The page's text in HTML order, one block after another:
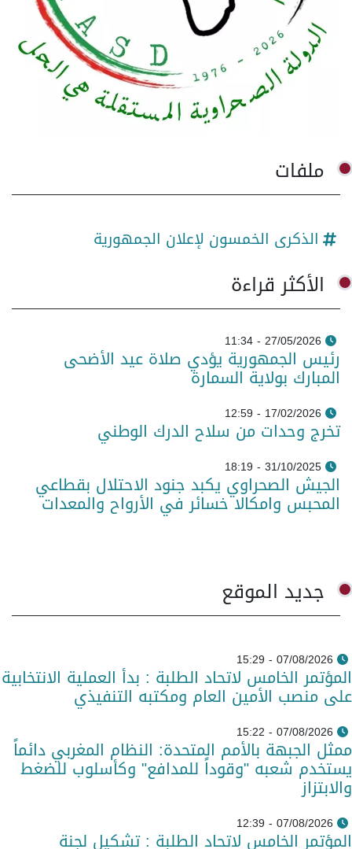
ملفات
الذكرى الخمسون لإعلان الجمهورية
الأكثر قراءة
27/05/2026 - 11:34
رئيس الجمهورية يؤدي صلاة عيد الأضحى
المبارك بولاية السمارة
17/02/2026 - 12:59
تخرج وحدات من سلاح الدرك الوطني
31/10/2025 - 18:19
الجيش الصحراوي يكبد جنود الاحتلال بقطاعي
المحبس وامكالا خسائر في الأرواح والمعدات
جديد الموقع
07/08/2026 - 15:29
المؤتمر الخامس لاتحاد الطلبة : بدأ العملية الانتخابية
على منصب الأمين العام ومكتبه التنفيذي
07/08/2026 - 15:22
ممثل الجبهة بالأمم المتحدة: النظام المغربي دائماً
يستخدم شعبه "وقوداً للمدافع" وكأسلوب للضغط
والابتزاز
07/08/2026 - 12:39
المؤتمر الخامس لاتحاد الطلبة : تشكيل لجنة